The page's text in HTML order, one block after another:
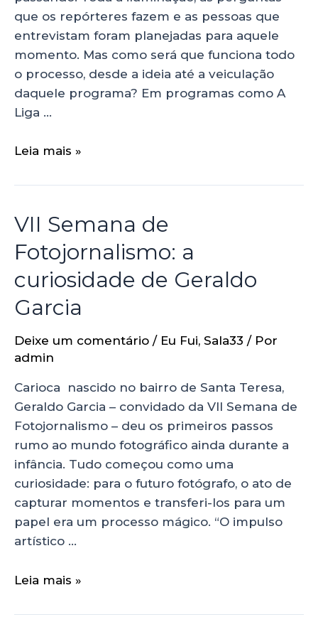
que os repórteres fazem e as pessoas que
entrevistam foram planejadas para aquele
momento. Mas como será que funciona todo
o processo, desde a ideia até a veiculação
daquele programa? Em programas como A
Liga …
Leia mais »
VII Semana de
Fotojornalismo: a
curiosidade de Geraldo
Garcia
Deixe um comentário / Eu Fui, Sala33 / Por
admin
Carioca nascido no bairro de Santa Teresa,
Geraldo Garcia – convidado da VII Semana de
Fotojornalismo – deu os primeiros passos
rumo ao mundo fotográfico ainda durante a
infância. Tudo começou como uma
curiosidade: para o futuro fotógrafo, o ato de
capturar momentos e transferi-los para um
papel era um processo mágico. “O impulso
artístico …
Leia mais »